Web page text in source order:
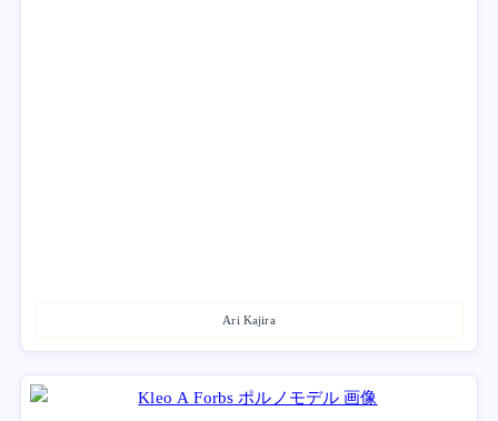
Ari Kajira